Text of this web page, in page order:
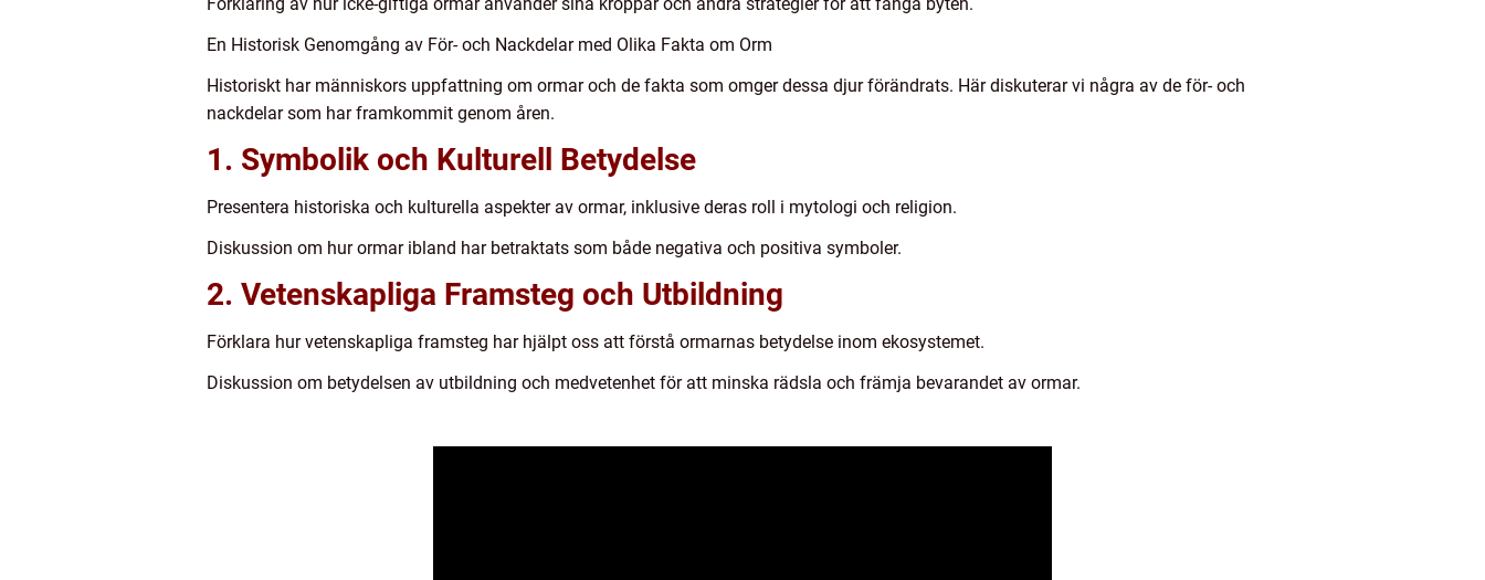
En Historisk Genomgång av För- och Nackdelar med Olika Fakta om Orm
Historiskt har människors uppfattning om ormar och de fakta som omger dessa djur förändrats. Här diskuterar vi några av de för- och
nackdelar som har framkommit genom åren.
1. Symbolik och Kulturell Betydelse
Presentera historiska och kulturella aspekter av ormar, inklusive deras roll i mytologi och religion.
Diskussion om hur ormar ibland har betraktats som både negativa och positiva symboler.
2. Vetenskapliga Framsteg och Utbildning
Förklara hur vetenskapliga framsteg har hjälpt oss att förstå ormarnas betydelse inom ekosystemet.
Diskussion om betydelsen av utbildning och medvetenhet för att minska rädsla och främja bevarandet av ormar.